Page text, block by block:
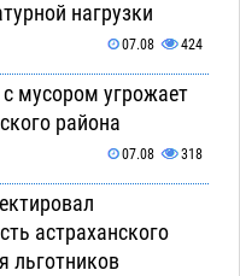
нагрузки
07.08 424
мусором угрожает
района
07.08 318
астраханского
льготников